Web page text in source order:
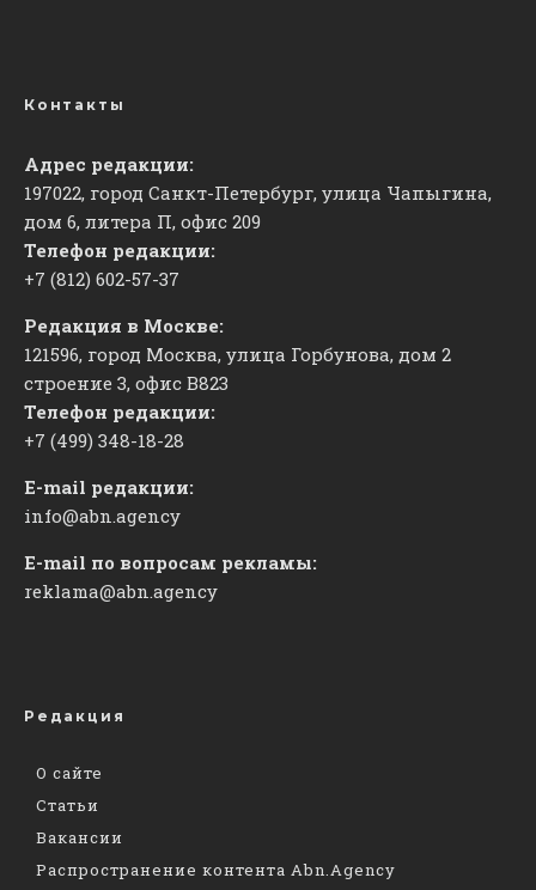
Контакты
Адрес редакции:
197022, город Санкт-Петербург, улица Чапыгина,
дом 6, литера П, офис 209
Телефон редакции:
+7 (812) 602-57-37
Редакция в Москве:
121596, город Москва, улица Горбунова, дом 2
строение 3, офис ​В823
Телефон редакции:
+7 (499) 348-18-28
E-mail редакции:
info@abn.agency
E-mail по вопросам рекламы:
reklama@abn.agency
Редакция
О сайте
Статьи
Вакансии
Распространение контента Abn.Agency